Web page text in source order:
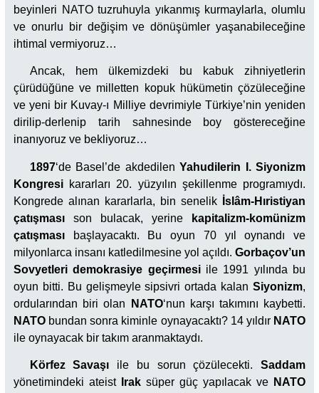
beyinleri NATO tuzruhuyla yıkanmış kurmaylarla, olumlu
ve onurlu bir değişim ve dönüşümler yaşanabileceğine
ihtimal vermiyoruz…
Ancak, hem ülkemizdeki bu kabuk zihniyetlerin
çürüdüğüne ve milletten kopuk hükümetin çözüleceğine
ve yeni bir Kuvay-ı Milliye devrimiyle Türkiye’nin yeniden
dirilip-derlenip tarih sahnesinde boy göstereceğine
inanıyoruz ve bekliyoruz…
1897‘de Basel’de akdedilenYahudilerin
I. Siyonizm
Kongresi kararları 20. yüzyılın şekillenme programıydı.
Kongrede alınan kararlarla, bin senelik
İslâm-Hıristiyan
çatışması son bulacak, yerine kapitalizm-komünizm
çatışması başlayacaktı. Bu oyun 70 yıl oynandı ve
milyonlarca insanı katledilmesine yol açıldı. Gorbaçov’un
Sovyetleri demokrasiye geçirmesiile 1991 yılında bu
oyun bitti. Bu gelişmeyle sipsivri ortada kalan Siyonizm,
ordularından biri olan
NATO‘nun karşı takımını kaybetti.
NATO bundan sonra kiminle oynayacaktı? 14 yıldır NATO
ile oynayacak bir takım aranmaktaydı.
Körfez Savaşı ile bu sorun çözülecekti.Saddam
yönetimindeki ateist
Irak süper güç yapılacak ve NATO